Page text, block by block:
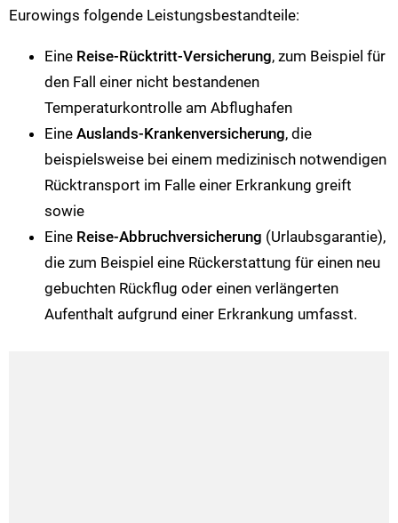
Eurowings folgende Leistungsbestandteile:
Eine Reise-Rücktritt-Versicherung, zum Beispiel für
den Fall einer nicht bestandenen
Temperaturkontrolle am Abflughafen
Eine Auslands-Krankenversicherung, die
beispielsweise bei einem medizinisch notwendigen
Rücktransport im Falle einer Erkrankung greift
sowie
Eine Reise-Abbruchversicherung (Urlaubsgarantie),
die zum Beispiel eine Rückerstattung für einen neu
gebuchten Rückflug oder einen verlängerten
Aufenthalt aufgrund einer Erkrankung umfasst.